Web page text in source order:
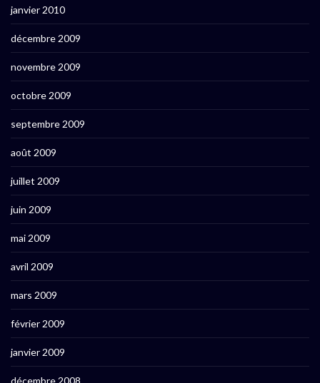
janvier 2010
décembre 2009
novembre 2009
octobre 2009
septembre 2009
août 2009
juillet 2009
juin 2009
mai 2009
avril 2009
mars 2009
février 2009
janvier 2009